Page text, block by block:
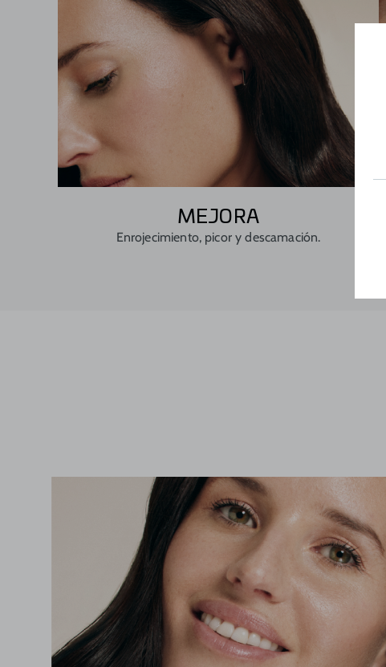
MEJORA
Enrojecimiento, picor y descamación.